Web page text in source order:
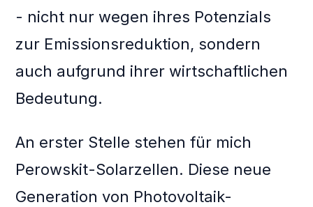
- nicht nur wegen ihres Potenzials
zur Emissionsreduktion, sondern
auch aufgrund ihrer wirtschaftlichen
Bedeutung.
An erster Stelle stehen für mich
Perowskit-Solarzellen. Diese neue
Generation von Photovoltaik-